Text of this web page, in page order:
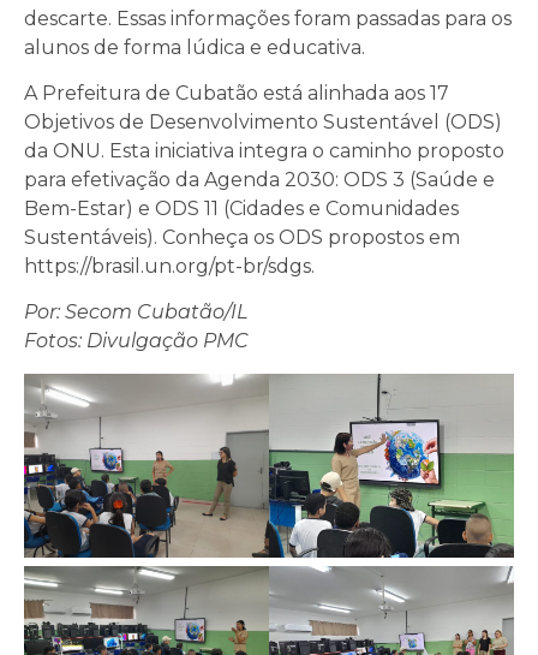
descarte. Essas informações foram passadas para os
alunos de forma lúdica e educativa.
A Prefeitura de Cubatão está alinhada aos 17
Objetivos de Desenvolvimento Sustentável (ODS)
da ONU. Esta iniciativa integra o caminho proposto
para efetivação da Agenda 2030: ODS 3 (Saúde e
Bem-Estar) e ODS 11 (Cidades e Comunidades
Sustentáveis). Conheça os ODS propostos em
https://brasil.un.org/pt-br/sdgs.
Por: Secom Cubatão/IL
Fotos: Divulgação PMC